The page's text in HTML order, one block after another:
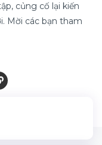
củng cố lại kiến
Mời các bạn tham